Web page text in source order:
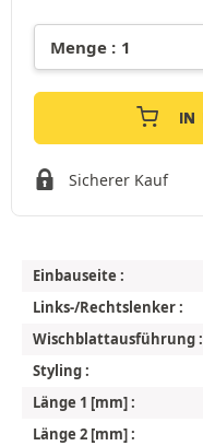
IN
Sicherer Kauf
Einbauseite :
Links-/Rechtslenker :
Wischblattausführung :
Styling :
Länge 1 [mm] :
Länge 2 [mm] :